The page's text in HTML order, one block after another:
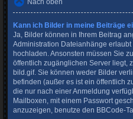
Nach oben
Kann ich Bilder in meine Beiträge
Ja, Bilder können in Ihrem Beitrag
Administration Dateianhänge
hochladen. Ansonsten müssen Sie
öffentlich zugänglichen Server liegt,
bild.gif. Sie können weder Bilder
befinden (außer es ist ein öffentlich
die nur nach einer Anmeldung
Mailboxen, mit einem Passwort
anzuzeigen, benutze den BBCode-